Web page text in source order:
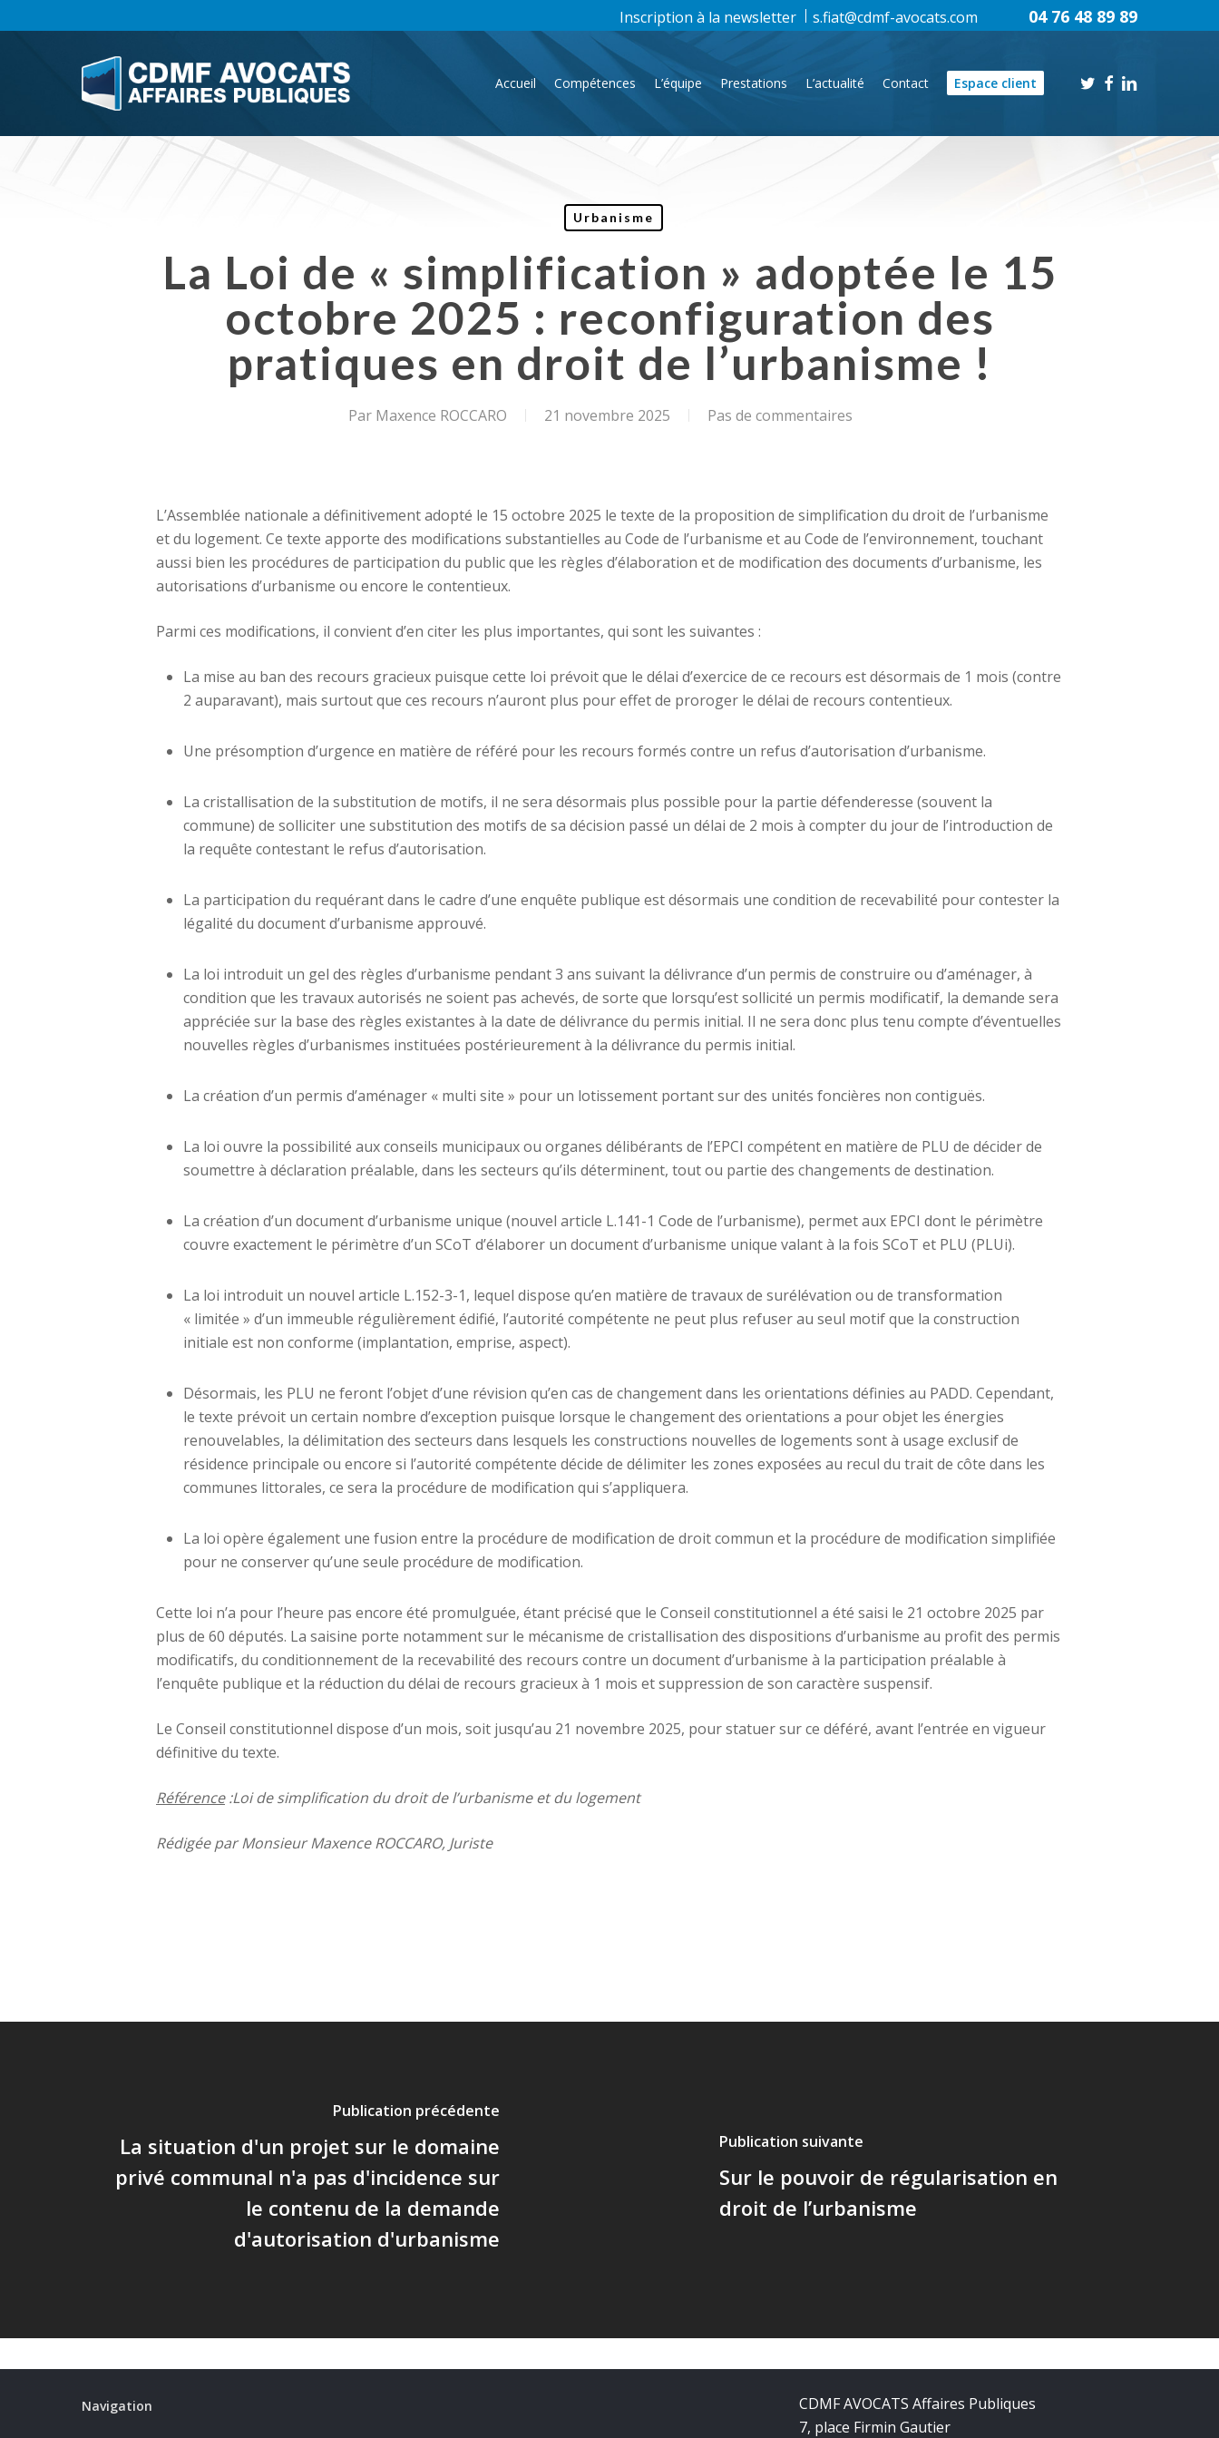
to
Accueil Compétences L’équipe Prestations L’actualité Contact Espace client twitterfacebook
linkedin
Inscription à la newsletter s.fiat@cdmf-avocats.com 04 76 48 89 89
Urbanisme
La Loi de « simplification » adoptée le 15
octobre 2025 : reconfiguration des
pratiques en droit de l’urbanisme !
Par Maxence ROCCARO 21 novembre 2025 Pas de commentaires
L’Assemblée nationale a définitivement adopté le 15 octobre 2025 le texte de la proposition de simplification du droit de l’urbanisme
et du logement. Ce texte apporte des modifications substantielles au Code de l’urbanisme et au Code de l’environnement, touchant
aussi bien les procédures de participation du public que les règles d’élaboration et de modification des documents d’urbanisme, les
autorisations d’urbanisme ou encore le contentieux.
Parmi ces modifications, il convient d’en citer les plus importantes, qui sont les suivantes :
La mise au ban des recours gracieux puisque cette loi prévoit que le délai d’exercice de ce recours est désormais de 1 mois (contre
2 auparavant), mais surtout que ces recours n’auront plus pour effet de proroger le délai de recours contentieux.
Une présomption d’urgence en matière de référé pour les recours formés contre un refus d’autorisation d’urbanisme.
La cristallisation de la substitution de motifs, il ne sera désormais plus possible pour la partie défenderesse (souvent la
commune) de solliciter une substitution des motifs de sa décision passé un délai de 2 mois à compter du jour de l’introduction de
la requête contestant le refus d’autorisation.
La participation du requérant dans le cadre d’une enquête publique est désormais une condition de recevabilité pour contester la
légalité du document d’urbanisme approuvé.
La loi introduit un gel des règles d’urbanisme pendant 3 ans suivant la délivrance d’un permis de construire ou d’aménager, à
condition que les travaux autorisés ne soient pas achevés, de sorte que lorsqu’est sollicité un permis modificatif, la demande sera
appréciée sur la base des règles existantes à la date de délivrance du permis initial. Il ne sera donc plus tenu compte d’éventuelles
nouvelles règles d’urbanismes instituées postérieurement à la délivrance du permis initial.
La création d’un permis d’aménager « multi site » pour un lotissement portant sur des unités foncières non contiguës.
La loi ouvre la possibilité aux conseils municipaux ou organes délibérants de l’EPCI compétent en matière de PLU de décider de
soumettre à déclaration préalable, dans les secteurs qu’ils déterminent, tout ou partie des changements de destination.
La création d’un document d’urbanisme unique (nouvel article L.141-1 Code de l’urbanisme), permet aux EPCI dont le périmètre
couvre exactement le périmètre d’un SCoT d’élaborer un document d’urbanisme unique valant à la fois SCoT et PLU (PLUi).
La loi introduit un nouvel article L.152-3-1, lequel dispose qu’en matière de travaux de surélévation ou de transformation
« limitée » d’un immeuble régulièrement édifié, l’autorité compétente ne peut plus refuser au seul motif que la construction
initiale est non conforme (implantation, emprise, aspect).
Désormais, les PLU ne feront l’objet d’une révision qu’en cas de changement dans les orientations définies au PADD. Cependant,
le texte prévoit un certain nombre d’exception puisque lorsque le changement des orientations a pour objet les énergies
renouvelables, la délimitation des secteurs dans lesquels les constructions nouvelles de logements sont à usage exclusif de
résidence principale ou encore si l’autorité compétente décide de délimiter les zones exposées au recul du trait de côte dans les
communes littorales, ce sera la procédure de modification qui s’appliquera.
La loi opère également une fusion entre la procédure de modification de droit commun et la procédure de modification simplifiée
pour ne conserver qu’une seule procédure de modification.
Cette loi n’a pour l’heure pas encore été promulguée, étant précisé que le Conseil constitutionnel a été saisi le 21 octobre 2025 par
plus de 60 députés. La saisine porte notamment sur le mécanisme de cristallisation des dispositions d’urbanisme au profit des permis
modificatifs, du conditionnement de la recevabilité des recours contre un document d’urbanisme à la participation préalable à
l’enquête publique et la réduction du délai de recours gracieux à 1 mois et suppression de son caractère suspensif.
Le Conseil constitutionnel dispose d’un mois, soit jusqu’au 21 novembre 2025, pour statuer sur ce déféré, avant l’entrée en vigueur
définitive du texte.
Référence:Loi de simplification du droit de l’urbanisme et du logement
Rédigée par Monsieur Maxence ROCCARO, Juriste
Publication précédente
La situation d'un projet sur le domaine
privé communal n'a pas d'incidence sur
le contenu de la demande
d'autorisation d'urbanisme
Publication suivante
Sur le pouvoir de régularisation en
droit de l’urbanisme
Navigation
CDMF AVOCATS Affaires Publiques
7, place Firmin Gautier